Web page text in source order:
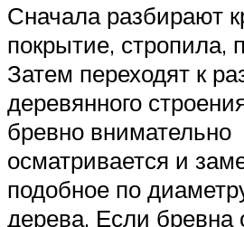
Сначала разбирают
покрытие, стропила,
Затем переходят к
деревянного
бревно внимательно
осматривается и
подобное по
дерева. Если бревна